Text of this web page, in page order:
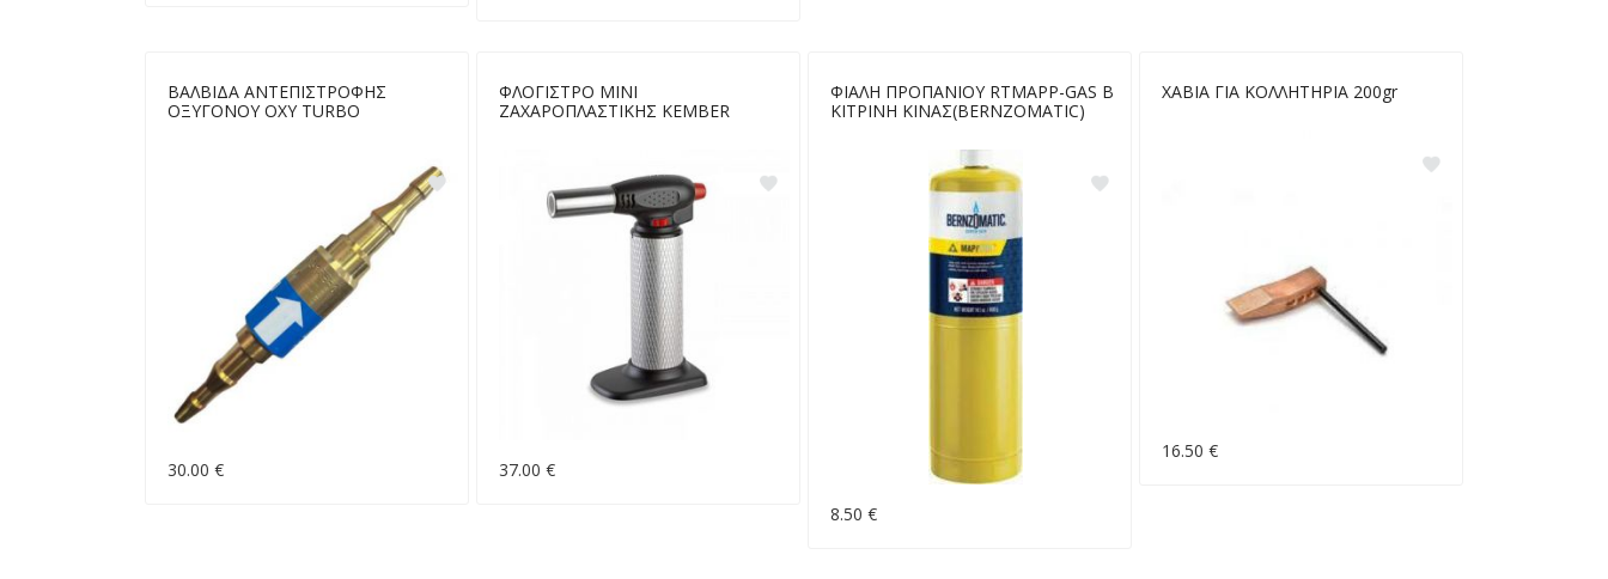
ΒΑΛΒΙΔΑ ΑΝΤΕΠΙΣΤΡΟΦΗΣ
ΟΞΥΓΟΝΟΥ ΟΧΥ TURBO
30.00 €
ΦΛΟΓΙΣΤΡΟ ΜΙΝΙ
ΖΑΧΑΡΟΠΛΑΣΤΙΚΗΣ KEMBER
37.00 €
ΦΙΑΛΗ ΠΡΟΠΑΝΙΟΥ RTMAPP-GAS Β
ΚΙΤΡΙΝΗ ΚΙΝΑΣ(BERNZOMATIC)
8.50 €
ΧΑΒΙΑ ΓΙΑ ΚΟΛΛΗΤΗΡΙΑ 200gr
16.50 €